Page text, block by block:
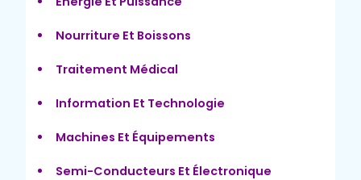
Nourriture Et Boissons
Traitement Médical
Information Et Technologie
Machines Et Équipements
Semi-Conducteurs Et Électronique